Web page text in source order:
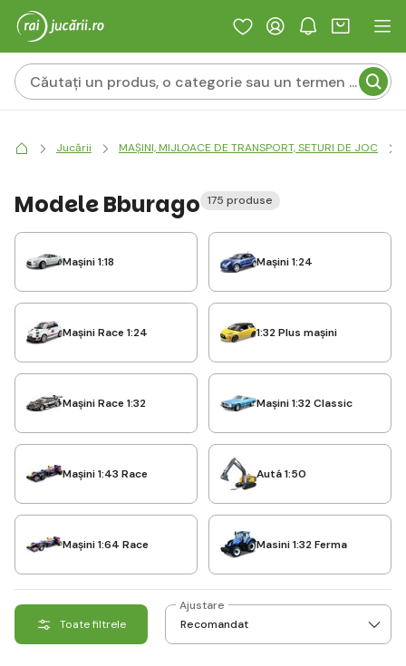
Jucării MAȘINI, MIJLOACE DE TRANSPORT, SETURI DE JOC
Modele Bburago 175 produse
Mașini 1:18 Mașini 1:24
Mașini Race 1:24 1:32 Plus mașini
Mașini Race 1:32 Mașini 1:32 Classic
Mașini 1:43 Race Autá 1:50
Mașini 1:64 Race Masini 1:32 Ferma
Toate filtrele
Ajustare